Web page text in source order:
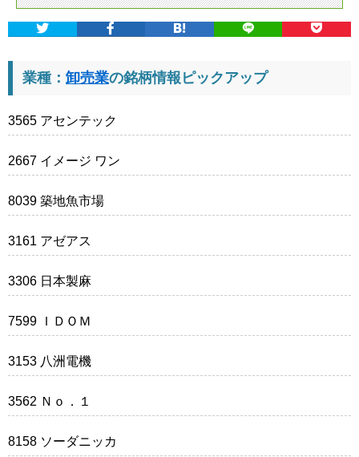
業種： 卸売業の銘柄情報ピックアップ
3565 アセンテック
2667 イメージ ワン
8039 築地魚市場
3161 アゼアス
3306 日本製麻
7599 ＩＤＯＭ
3153 八洲電機
3562 Ｎｏ．１
8158 ソーダニッカ